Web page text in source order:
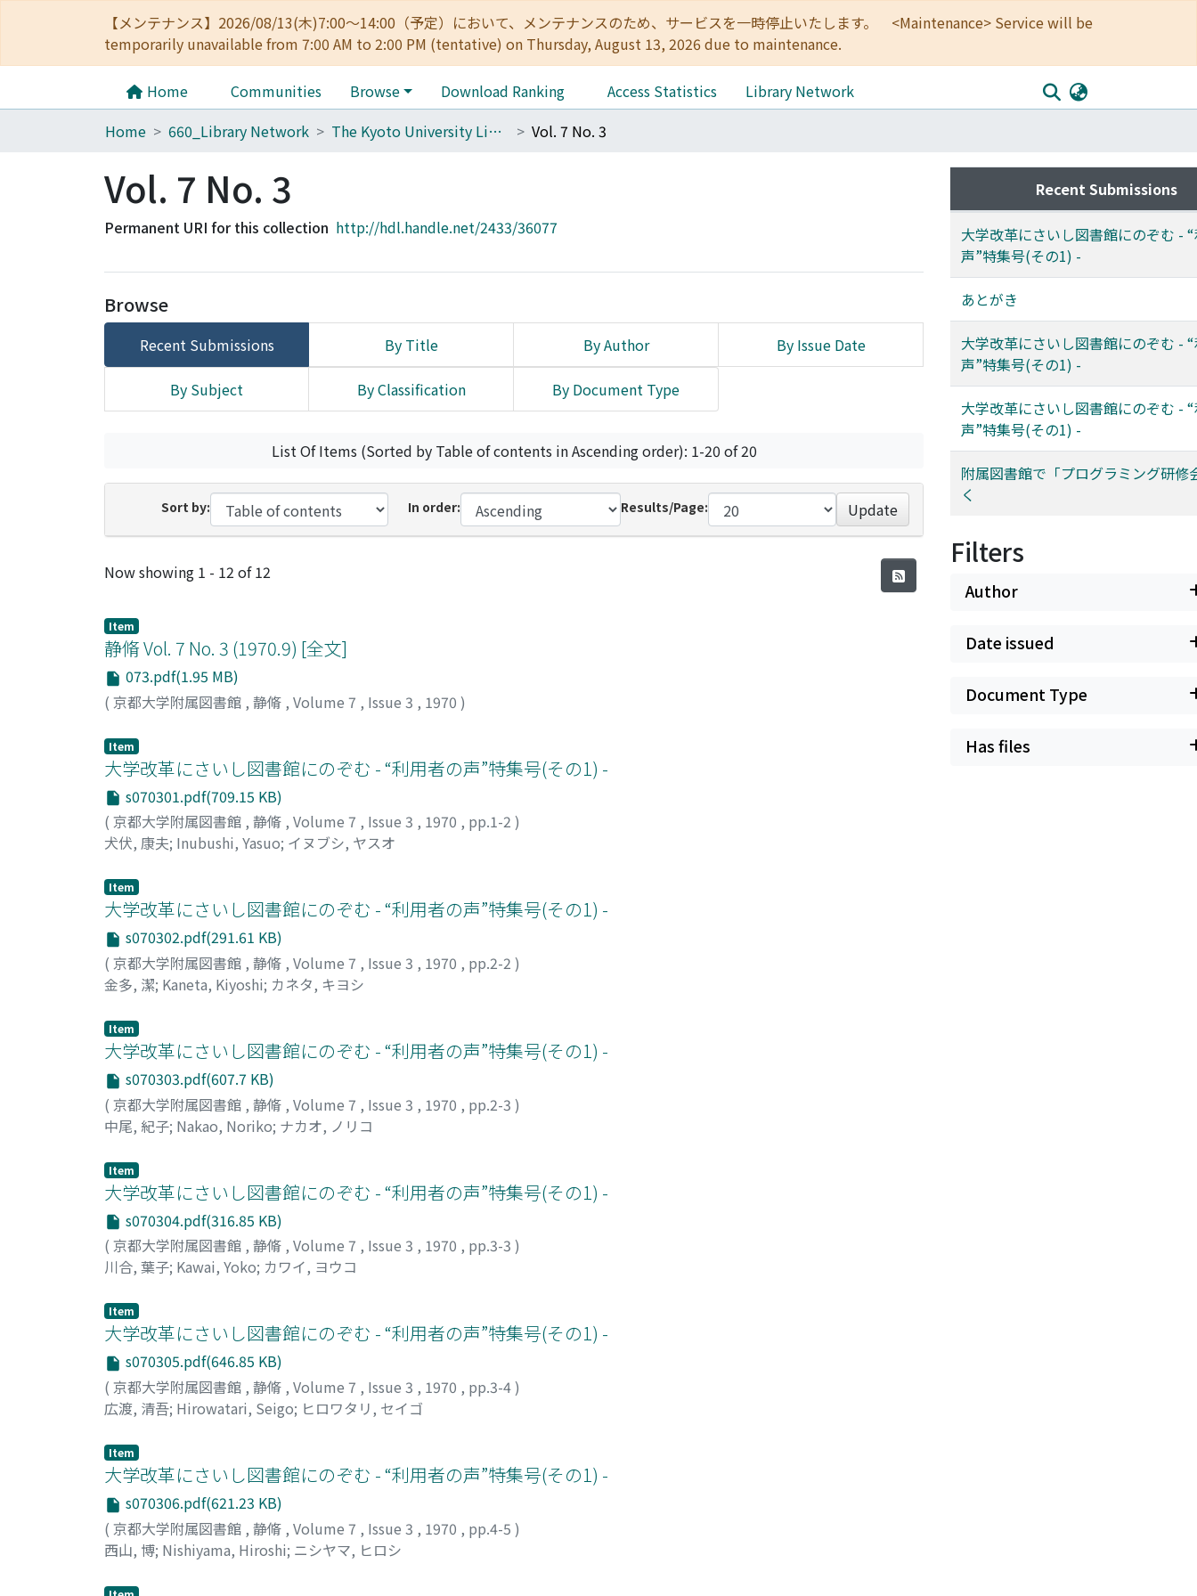
【メンテナンス】2026/08/13(木)7:00～14:00（予定）において、メンテナンスのため、サービスを一時停止いたします。 <Maintenance> Service will be
temporarily unavailable from 7:00 AM to 2:00 PM (tentative) on Thursday, August 13, 2026 due to maintenance.
Home Communities Browse Download Ranking Access Statistics
Library Network
Home
660_Library Network The Kyoto University Library Network Bulletin : Sei-shu Vol. 7 No. 3
Vol. 7 No. 3
Permanent URI for this collection http://hdl.handle.net/2433/36077
Browse
Recent Submissions By Title By Author By Issue Date
By Subject By Classification By Document Type
List Of Items (Sorted by Table of contents in Ascending order): 1-20 of 20
Sort by: In order: Results/Page: Update
Recent Submissions
Now showing 1 - 12 of 12
Item
静脩 Vol. 7 No. 3 (1970.9) [全文]
073.pdf(1.95 MB)
( 京都大学附属図書館 , 静脩 , Volume 7 , Issue 3 , 1970 )
Item
大学改革にさいし図書館にのぞむ - “利用者の声”特集号(その1) -
s070301.pdf(709.15 KB)
( 京都大学附属図書館 , 静脩 , Volume 7 , Issue 3 , 1970 , pp.1-2 )
犬伏, 康夫; Inubushi, Yasuo; イヌブシ, ヤスオ
Item
大学改革にさいし図書館にのぞむ - “利用者の声”特集号(その1) -
s070302.pdf(291.61 KB)
( 京都大学附属図書館 , 静脩 , Volume 7 , Issue 3 , 1970 , pp.2-2 )
金多, 潔; Kaneta, Kiyoshi; カネタ, キヨシ
Item
大学改革にさいし図書館にのぞむ - “利用者の声”特集号(その1) -
s070303.pdf(607.7 KB)
( 京都大学附属図書館 , 静脩 , Volume 7 , Issue 3 , 1970 , pp.2-3 )
中尾, 紀子; Nakao, Noriko; ナカオ, ノリコ
Item
大学改革にさいし図書館にのぞむ - “利用者の声”特集号(その1) -
s070304.pdf(316.85 KB)
( 京都大学附属図書館 , 静脩 , Volume 7 , Issue 3 , 1970 , pp.3-3 )
川合, 葉子; Kawai, Yoko; カワイ, ヨウコ
Item
大学改革にさいし図書館にのぞむ - “利用者の声”特集号(その1) -
s070305.pdf(646.85 KB)
( 京都大学附属図書館 , 静脩 , Volume 7 , Issue 3 , 1970 , pp.3-4)
広渡, 清吾; Hirowatari, Seigo; ヒロワタリ, セイゴ
Item
大学改革にさいし図書館にのぞむ - “利用者の声”特集号(その1) -
s070306.pdf(621.23 KB)
( 京都大学附属図書館 , 静脩 , Volume 7 , Issue 3 , 1970 , pp.4-5 )
西山, 博; Nishiyama, Hiroshi; ニシヤマ, ヒロシ
Recent Submissions
大学改革にさいし図書館にのぞむ -
声”特集号(その1) -
あとがき
大学改革にさいし図書館にのぞむ -
声”特集号(その1) -
大学改革にさいし図書館にのぞむ -
声”特集号(その1) -
附属図書館で「プログラミング研修
く
Filters
Author
Date issued
Document Type
Has files